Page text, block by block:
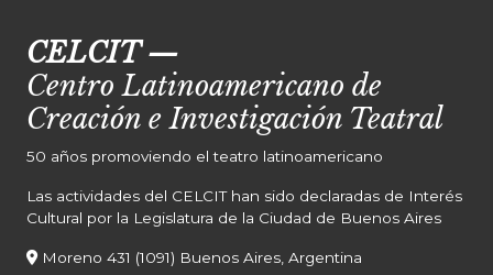
CELCIT—
Centro Latinoamericano de
Creación e Investigación Teatral
50 años promoviendo el teatro latinoamericano
Las actividades del CELCIT han sido declaradas de Interés
Cultural por la Legislatura de la Ciudad de Buenos Aires
Moreno 431 (1091) Buenos Aires, Argentina